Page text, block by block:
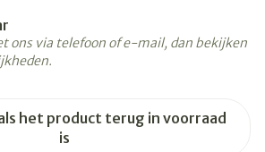
het product terug in voorraad
is
ons via telefoon of e-mail, dan bekijken